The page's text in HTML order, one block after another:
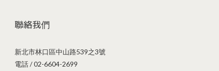
聯絡我們
新北市林口區中山路539之3號
電話 / 02-6604-2699